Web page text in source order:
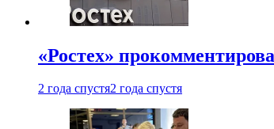
«Ростех»
2 года спустя2 года спустя